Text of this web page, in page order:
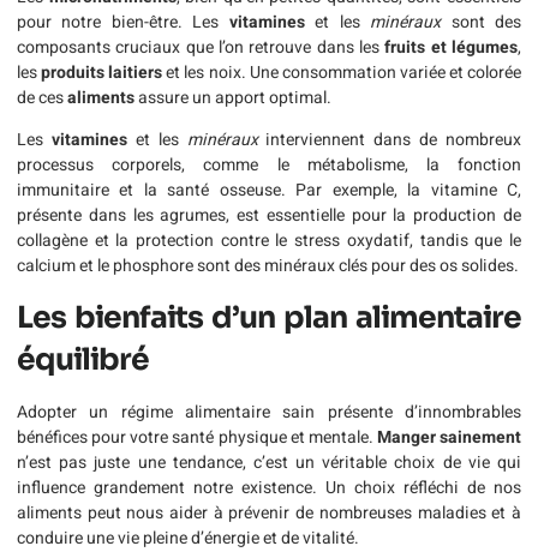
pour notre bien-être. Les vitamineset les minérauxsont des
composants cruciaux que l’on retrouve dans lesfruits et légumes,
lesproduits laitierset les noix. Une consommation variée et colorée
de cesalimentsassure un apport optimal.
Les vitamineset les minérauxinterviennent dans de nombreux
processus corporels, comme le métabolisme, la fonction
immunitaire et la santé osseuse. Par exemple, la vitamine C,
présente dans les agrumes, est essentielle pour la production de
collagène et la protection contre le stress oxydatif, tandis que le
calcium et le phosphore sont des minéraux clés pour des os solides.
Les bienfaits d’un plan alimentaire
équilibré
Adopter un régime alimentaire sain présente d’innombrables
bénéfices pour votre santé physique et mentale. Manger sainement
n’est pas juste une tendance, c’est un véritable choix de vie qui
influence grandement notre existence. Un choix réfléchi de nos
aliments peut nous aider à prévenir de nombreuses maladies et à
conduire une vie pleine d’énergie et de vitalité.